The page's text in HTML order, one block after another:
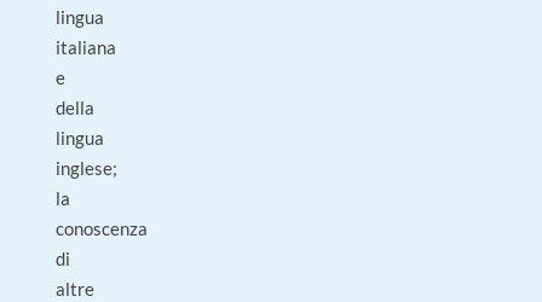
lingua
italiana
e
della
lingua
inglese;
la
conoscenza
di
altre